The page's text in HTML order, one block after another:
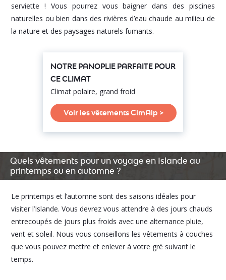
serviette ! Vous pourrez vous baigner dans des piscines
naturelles ou bien dans des rivières d’eau chaude au milieu de
la nature et des paysages naturels fumants.
NOTRE PANOPLIE PARFAITE POUR
CE CLIMAT
Climat polaire, grand froid
Voir les vêtements CimAlp >
Quels vêtements pour un voyage en Islande au
printemps ou en automne ?
Le printemps et l’automne sont des saisons idéales pour
visiter l’Islande. Vous devrez vous attendre à des jours chauds
entrecoupés de jours plus froids avec une alternance pluie,
vent et soleil. Nous vous conseillons les vêtements à couches
que vous pouvez mettre et enlever à votre gré suivant le
temps.